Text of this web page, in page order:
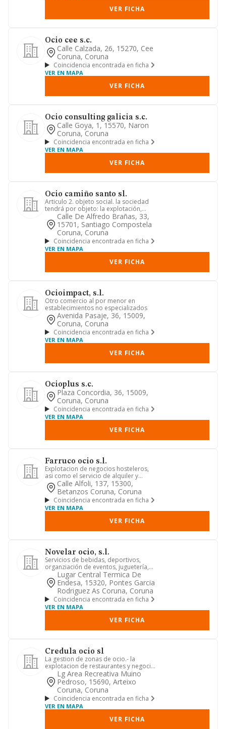
VER FICHA
Ocio cee s.c.
Calle Calzada, 26, 15270, Cee
Coruna, Coruna
Coincidencia encontrada en ficha
VER EN MAPA
VER FICHA
Ocio consulting galicia s.c.
Calle Goya, 1, 15570, Naron
Coruna, Coruna
Coincidencia encontrada en ficha
VER EN MAPA
VER FICHA
Ocio camiño santo sl.
Articulo 2. objeto social. la sociedad
tendrá por objeto: la explotación,
gestión y administración ...
Calle De Alfredo Brañas, 33,
15701, Santiago Compostela
Coruna, Coruna
Coincidencia encontrada en ficha
VER EN MAPA
VER FICHA
Ocioimpact, s.l.
Otro comercio al por menor en
establecimientos no especializados
Avenida Pasaje, 36, 15009,
Coruna, Coruna
Coincidencia encontrada en ficha
VER EN MAPA
VER FICHA
Ocioplus s.c.
Plaza Concordia, 36, 15009,
Coruna, Coruna
Coincidencia encontrada en ficha
VER EN MAPA
VER FICHA
Farruco ocio s.l.
Explotacion de negocios hosteleros,
asi como el servicio de alquiler y
transporte de viajeros en ba...
Calle Alfoli, 137, 15300,
Betanzos Coruna, Coruna
Coincidencia encontrada en ficha
VER EN MAPA
VER FICHA
Novelar ocio, s.l.
Servicios de bebidas, deportivos,
organziación de eventos, juguetería,
negocios de hostelería
Lugar Central Termica De
Endesa, 15320, Pontes Garcia
Rodriguez As Coruna, Coruna
Coincidencia encontrada en ficha
VER EN MAPA
VER FICHA
Credula ocio sl
La gestion de zonas de ocio.- la
explotacion de restaurantes y negocios
de hosteleria.- la preparac...
Lg Area Recreativa Muino
Pedroso, 15690, Arteixo
Coruna, Coruna
Coincidencia encontrada en ficha
VER EN MAPA
VER FICHA